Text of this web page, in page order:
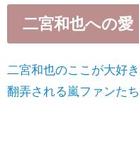
二宮和也への愛
二宮和也のここが大好
翻弄される嵐ファンたち